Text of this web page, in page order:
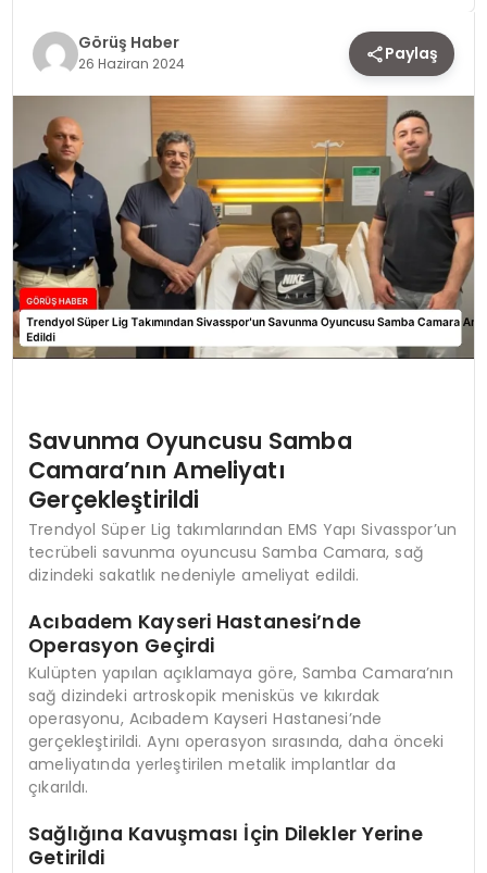
Görüş Haber
26 Haziran 2024 Paylaş
Savunma Oyuncusu Samba
Camara’nın Ameliyatı
Gerçekleştirildi
Trendyol Süper Lig takımlarından EMS Yapı Sivasspor’un
tecrübeli savunma oyuncusu Samba Camara, sağ
dizindeki sakatlık nedeniyle ameliyat edildi.
Acıbadem Kayseri Hastanesi’nde
Operasyon Geçirdi
Kulüpten yapılan açıklamaya göre, Samba Camara’nın
sağ dizindeki artroskopik menisküs ve kıkırdak
operasyonu, Acıbadem Kayseri Hastanesi’nde
gerçekleştirildi. Aynı operasyon sırasında, daha önceki
ameliyatında yerleştirilen metalik implantlar da
çıkarıldı.
Sağlığına Kavuşması İçin Dilekler Yerine
Getirildi